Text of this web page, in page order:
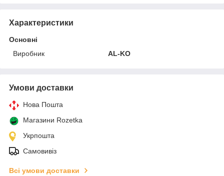
Характеристики
Основні
Виробник
AL-KO
Умови доставки
Нова Пошта
Магазини Rozetka
Укрпошта
Самовивіз
Всі умови доставки